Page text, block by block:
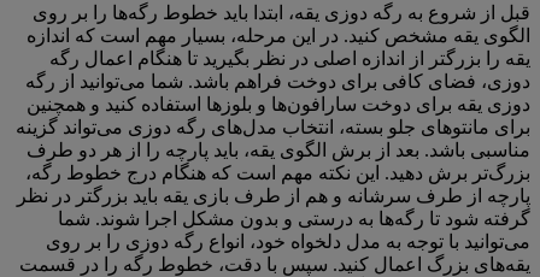
قبل از شروع به رگه دوزی یقه، ابتدا باید خطوط رگه‌ها را بر روی
الگوی یقه مشخص کنید. در این مرحله، بسیار مهم است که اندازه
یقه را بزرگتر از اندازه اصلی در نظر بگیرید تا هنگام اعمال رگه
دوزی، فضای کافی برای دوخت فراهم باشد. شما می‌توانید از رگه
دوزی یقه برای دوخت سارافون‌ها و بلوزها استفاده کنید و همچنین
برای مانتوهای جلو بسته، انتخاب مدل‌های رگه دوزی می‌تواند گزینه
مناسبی باشد. بعد از برش الگوی یقه، باید پارچه را از هر دو طرف
بزرگ‌تر برش دهید. این نکته مهم است که هنگام درج خطوط رگه،
پارچه از طرف سرشانه و هم از طرف بازی یقه باید بزرگتر در نظر
گرفته شود تا رگه‌ها به درستی و بدون مشکل اجرا شوند. شما
می‌توانید با توجه به مدل دلخواه خود، انواع رگه دوزی را بر روی
یقه‌های بزرگ اعمال کنید. سپس با دقت، خطوط رگه را در قسمت